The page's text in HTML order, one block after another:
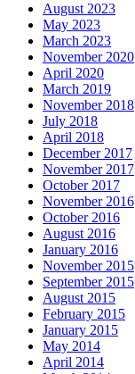
August 2023
May 2023
March 2023
November 2020
April 2020
March 2019
November 2018
July 2018
April 2018
December 2017
November 2017
October 2017
November 2016
October 2016
August 2016
January 2016
November 2015
September 2015
August 2015
February 2015
January 2015
May 2014
April 2014